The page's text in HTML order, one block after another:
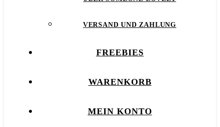
VERSAND UND ZAHLUNG
FREEBIES
WARENKORB
MEIN KONTO